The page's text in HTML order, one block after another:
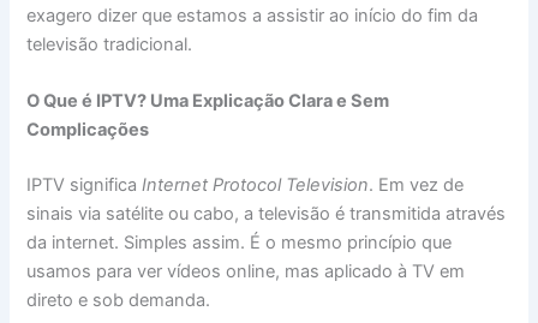
exagero dizer que estamos a assistir ao início do fim da
televisão tradicional.
O Que é IPTV? Uma Explicação Clara e Sem
Complicações
IPTV significaInternet Protocol Television. Em vez de
sinais via satélite ou cabo, a televisão é transmitida através
da internet. Simples assim. É o mesmo princípio que
usamos para ver vídeos online, mas aplicado à TV em
direto e sob demanda.